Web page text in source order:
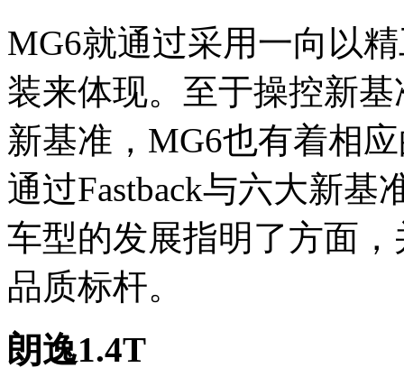
MG6就通过采用一向以
装来体现。至于操控新
新基准，MG6也有着相
通过Fastback与六大新
车型的发展指明了方面
品质标杆。
朗逸1.4T